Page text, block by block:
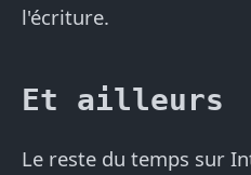
l'écriture.
Et ailleurs
Le reste du temps sur